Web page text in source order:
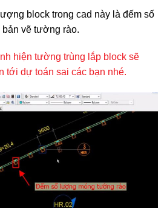
block trong cad này là đếm số
bản vẽ tường rào.
hiện tường trùng lắp block sẽ
tới dự toán sai các bạn nhé.